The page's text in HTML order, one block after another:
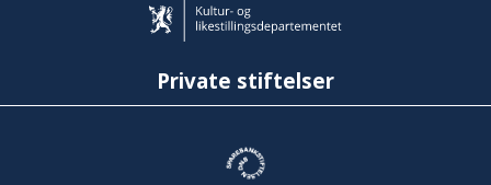
Private stiftelser